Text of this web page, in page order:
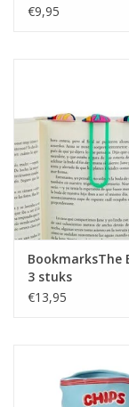
€9,95
BookmarksThe
3 stuks
€13,95